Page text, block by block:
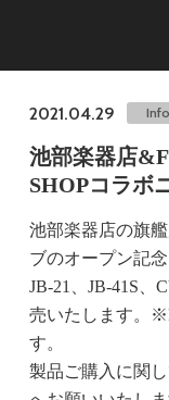
2021.04.29
池部楽器店
SHOPコラボ
池部楽器店の旗
ブのオープン記
JB-21、JB-41S、
売いたします。
す。
製品ご購入に関